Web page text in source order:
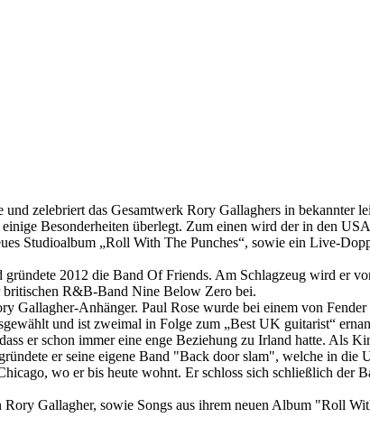
zelebriert das Gesamtwerk Rory Gallaghers in bekannter
Besonderheiten überlegt. Zum einen wird der in den
Studioalbum „Roll With The Punches“, sowie ein Live-
2012 die Band Of Friends. Am Schlagzeug wird er
britischen R&B-Band Nine Below Zero bei.
Gallagher-Anhänger. Paul Rose wurde bei einem von Fender
und ist zweimal in Folge zum „Best UK guitarist“
er schon immer eine enge Beziehung zu Irland hatte. Als
er seine eigene Band "Back door slam", welche in die
wo er bis heute wohnt. Er schloss sich schließlich der
Gallagher, sowie Songs aus ihrem neuen Album "Roll